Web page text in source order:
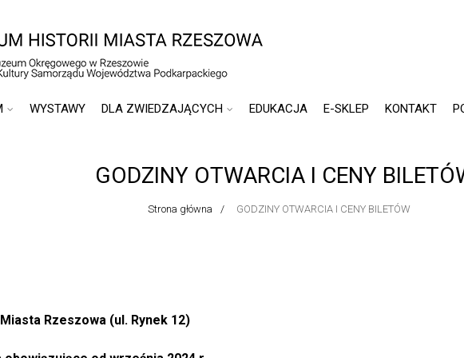
WYSTAWY DLA ZWIEDZAJĄCYCH EDUKACJA E-SKLEP KONTAKT
GODZINY OTWARCIA I CENY
Strona główna GODZINY OTWARCIA I CENY BILETÓW
Rzeszowa (ul. Rynek 12)